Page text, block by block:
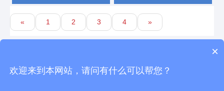
作安装
例
«
1 2 3 4 »
地址： 四川省成都市双流区蛟龙工业港淮河路201号
×
欢迎来到本网站，请问有什么可以帮您？